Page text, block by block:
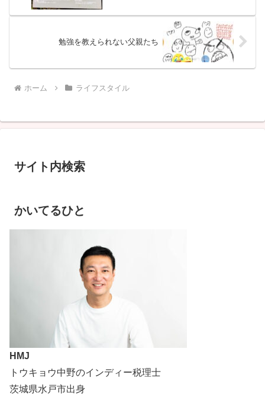
勉強を教えられない父親たち
ホーム ライフスタイル
サイト内検索
かいてるひと
HMJ
トウキョウ中野のインディー税理士
茨城県水戸市出身